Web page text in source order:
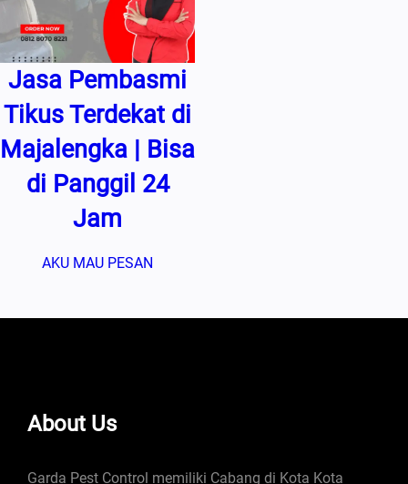
Jasa Pembasmi
Tikus Terdekat di
Majalengka | Bisa
di Panggil 24
Jam
AKU MAU PESAN
About Us
Garda Pest Control memiliki Cabang di Kota Kota